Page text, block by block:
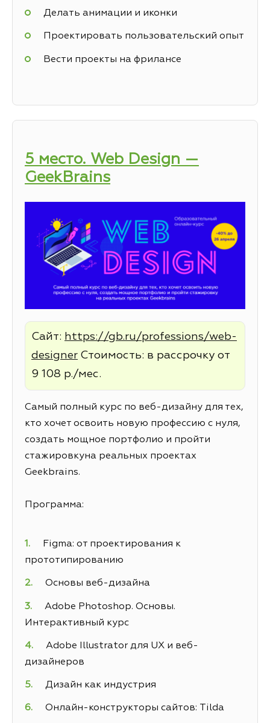
Делать анимации и иконки
Проектировать пользовательский опыт
Вести проекты на фрилансе
5 место. Web Design —
GeekBrains
Сайт: https://gb.ru/professions/web-
designer Стоимость: в рассрочку от
9 108 р./мес.
Самый полный курс по веб-дизайну для тех,
кто хочет освоить новую профессию с нуля,
создать мощное портфолио и пройти
стажировкуна реальных проектах
Geekbrains.
Программа:
Figma: от проектирования к
прототипированию
Основы веб-дизайна
Adobe Photoshop. Основы.
Интерактивный курс
Adobe Illustrator для UX и веб-
дизайнеров
Дизайн как индустрия
Онлайн-конструкторы сайтов: Tilda